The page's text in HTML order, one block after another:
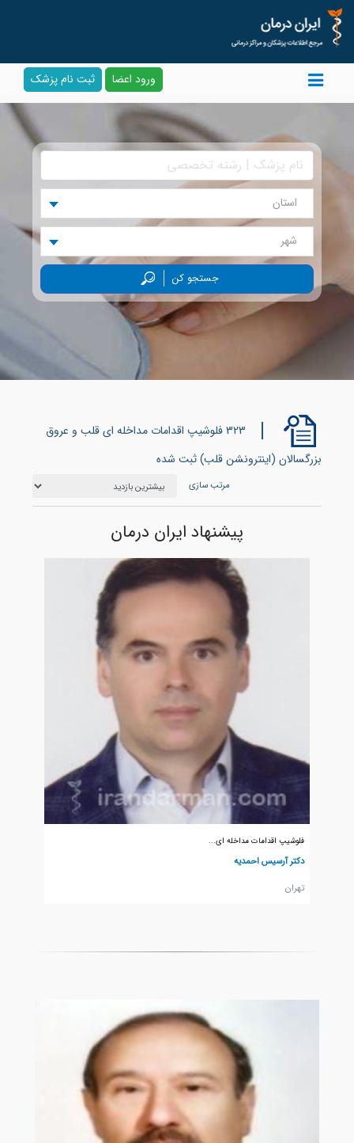
ورود اعضا ثبت نام پزشک
استان
شهر
جستجو کن
323 فلوشیپ اقدامات مداخله ای قلب و عروق
بزرگسالان (اینترونشن قلب) ثبت شده
مرتب سازی
پیشنهاد ایران درمان
فلوشیپ اقدامات مداخله ای...
دکتر آرسیس احمدیه
تهران